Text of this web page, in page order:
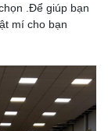
.Để giúp bạn
mí cho bạn